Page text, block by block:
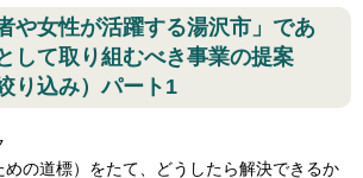
女性が活躍する湯沢市」であ
して取り組むべき事業の提案
り込み）パート1
めの道標）をたて、どうしたら解決できるか